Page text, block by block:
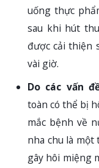
uống thực
sau khi hút
được cải thiện
vài giờ.
Do các vấn
toàn có thể bị
mắc bệnh về
nha chu là
gây hôi miệng